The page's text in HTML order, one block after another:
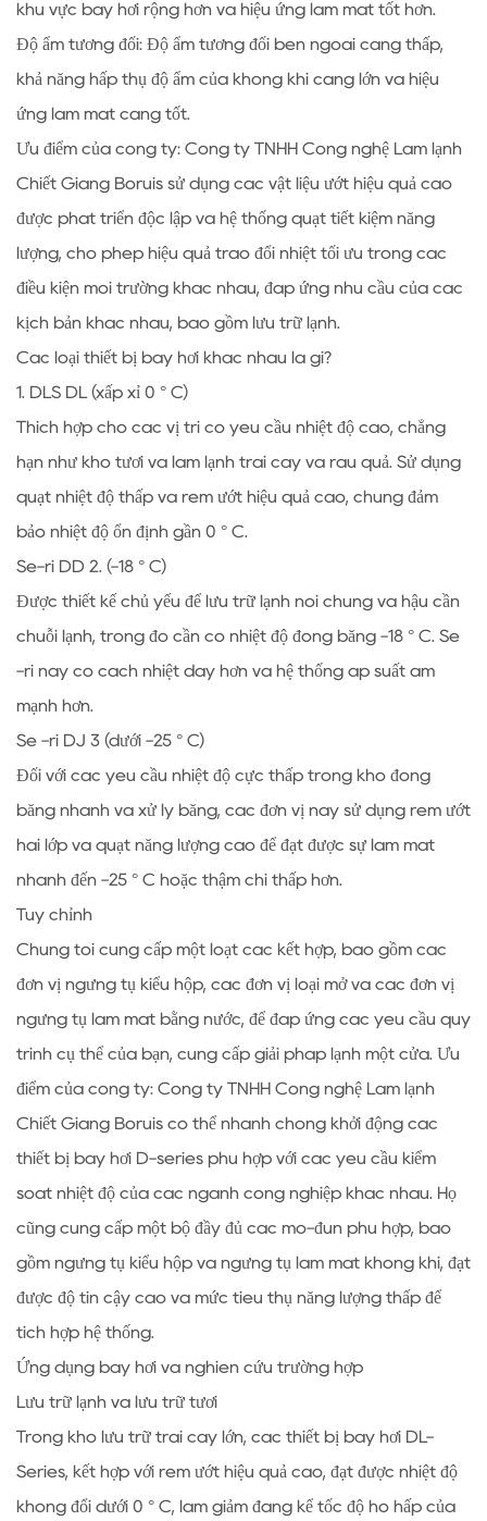
khu vực bay hơi rộng hơn và hiệu ứng làm mát tốt hơn.
Độ ẩm tương đối: Độ ẩm tương đối bên ngoài càng thấp,
khả năng hấp thụ độ ẩm của không khí càng lớn và hiệu
ứng làm mát càng tốt.
Ưu điểm của công ty: Công ty TNHH Công nghệ Làm lạnh
Chiết Giang Boruis sử dụng các vật liệu ướt hiệu quả cao
được phát triển độc lập và hệ thống quạt tiết kiệm năng
lượng, cho phép hiệu quả trao đổi nhiệt tối ưu trong các
điều kiện môi trường khác nhau, đáp ứng nhu cầu của các
kịch bản khác nhau, bao gồm lưu trữ lạnh.
Các loại thiết bị bay hơi khác nhau là gì?
1. DLS DL (xấp xỉ 0 ° C)
Thích hợp cho các vị trí có yêu cầu nhiệt độ cao, chẳng
hạn như kho tươi và làm lạnh trái cây và rau quả. Sử dụng
quạt nhiệt độ thấp và rèm ướt hiệu quả cao, chúng đảm
bảo nhiệt độ ổn định gần 0 ° C.
Sê-ri DD 2. (-18 ° C)
Được thiết kế chủ yếu để lưu trữ lạnh nói chung và hậu cần
chuỗi lạnh, trong đó cần có nhiệt độ đóng băng -18 ° C. Sê
-ri này có cách nhiệt dày hơn và hệ thống áp suất âm
mạnh hơn.
Sê -ri DJ 3 (dưới -25 ° C)
Đối với các yêu cầu nhiệt độ cực thấp trong kho đóng
băng nhanh và xử lý băng, các đơn vị này sử dụng rèm ướt
hai lớp và quạt năng lượng cao để đạt được sự làm mát
nhanh đến -25 ° C hoặc thậm chí thấp hơn.
Tùy chỉnh
Chúng tôi cung cấp một loạt các kết hợp, bao gồm các
đơn vị ngưng tụ kiểu hộp, các đơn vị loại mở và các đơn vị
ngưng tụ làm mát bằng nước, để đáp ứng các yêu cầu quy
trình cụ thể của bạn, cung cấp giải pháp lạnh một cửa. Ưu
điểm của công ty: Công ty TNHH Công nghệ Làm lạnh
Chiết Giang Boruis có thể nhanh chóng khởi động các
thiết bị bay hơi D-series phù hợp với các yêu cầu kiểm
soát nhiệt độ của các ngành công nghiệp khác nhau. Họ
cũng cung cấp một bộ đầy đủ các mô-đun phù hợp, bao
gồm ngưng tụ kiểu hộp và ngưng tụ làm mát không khí, đạt
được độ tin cậy cao và mức tiêu thụ năng lượng thấp để
tích hợp hệ thống.
Ứng dụng bay hơi và nghiên cứu trường hợp
Lưu trữ lạnh và lưu trữ tươi
Trong kho lưu trữ trái cây lớn, các thiết bị bay hơi DL-
Series, kết hợp với rèm ướt hiệu quả cao, đạt được nhiệt độ
không đổi dưới 0 ° C, làm giảm đáng kể tốc độ hô hấp của